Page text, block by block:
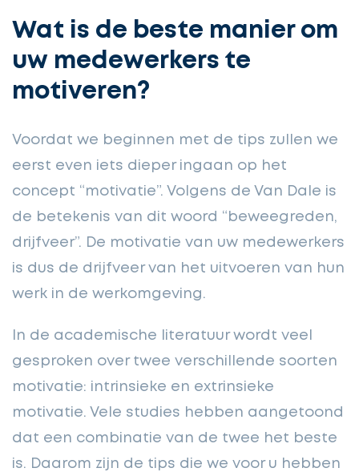
Wat is de beste manier om
uw medewerkers te
motiveren?
Voordat we beginnen met de tips zullen we
eerst even iets dieper ingaan op het
concept “motivatie”. Volgens de Van Dale is
de betekenis van dit woord “beweegreden,
drijfveer”. De motivatie van uw medewerkers
is dus de drijfveer van het uitvoeren van hun
werk in de werkomgeving.
In de academische literatuur wordt veel
gesproken over twee verschillende soorten
motivatie: intrinsieke en extrinsieke
motivatie. Vele studies hebben aangetoond
dat een combinatie van de twee het beste
is. Daarom zijn de tips die we voor u hebben